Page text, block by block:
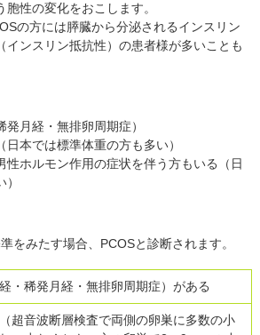
性の変化をおこします。
の方には膵臓から分泌されるインスリン
インスリン抵抗性）の患者様が多いことも
発月経・無排卵周期症）
日本では標準体重の方も多い）
性ホルモン作用の症状を伴う方もいる（日
をみたす場合、PCOSと診断されます。
・稀発月経・無排卵周期症）がある
超音波断層検査で両側の卵巣に多数の小